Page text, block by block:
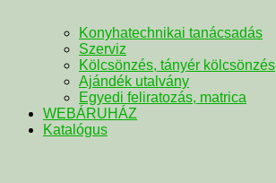
Konyhatechnikai tanácsadás
Szerviz
Kölcsönzés, tányér kölcsönzés
Ajándék utalvány
Egyedi feliratozás, matrica
WEBÁRUHÁZ
Katalógus